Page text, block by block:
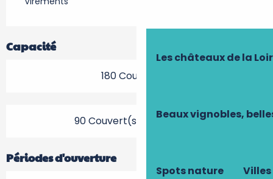
Les châteaux de la
Beaux vignobles,
Spots nature
Capacité
180 Couvert(s)
90 Couvert(s) en terrasse
Périodes d'ouverture